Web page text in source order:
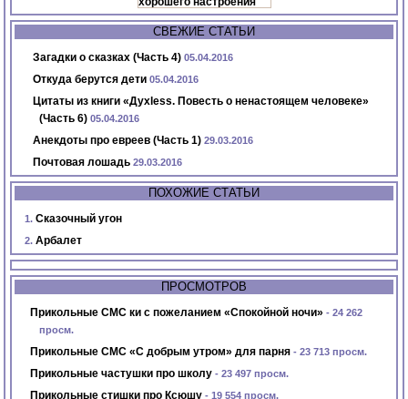
СВЕЖИЕ СТАТЬИ
Загадки о сказках (Часть 4) 05.04.2016
Откуда берутся дети 05.04.2016
Цитаты из книги «Духless. Повесть о ненастоящем человеке»
(Часть 6) 05.04.2016
Анекдоты про евреев (Часть 1) 29.03.2016
Почтовая лошадь 29.03.2016
ПОХОЖИЕ СТАТЬИ
Сказочный угон
Арбалет
ПРОСМОТРОВ
Прикольные СМС ки с пожеланием «Спокойной ночи» - 24 262
просм.
Прикольные СМС «С добрым утром» для парня - 23 713 просм.
Прикольные частушки про школу - 23 497 просм.
Прикольные стишки про Ксюшу - 19 554 просм.